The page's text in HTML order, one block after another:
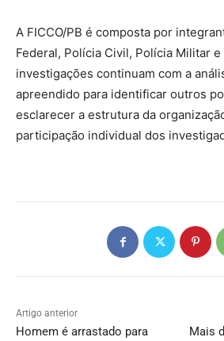
A FICCO/PB é composta por
Federal, Polícia Civil, Polícia Militar e
investigações continuam com a
apreendido para identificar outros
esclarecer a estrutura da
participação individual dos
Artigo anterior
Homem é arrastado para Mais